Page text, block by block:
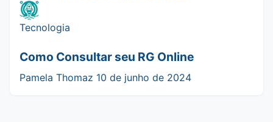
Tecnologia
Como Consultar seu RG Online
Pamela Thomaz 10 de junho de 2024